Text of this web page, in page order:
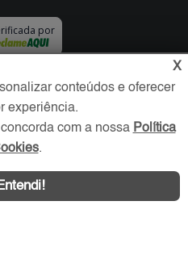
por
Sociais
X
conteúdos e oferecer
experiência.
com a nossa Política
.